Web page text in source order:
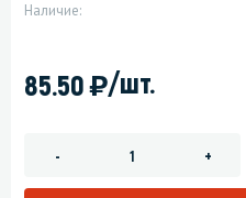
Наличие:
85.50)/шт.
- +